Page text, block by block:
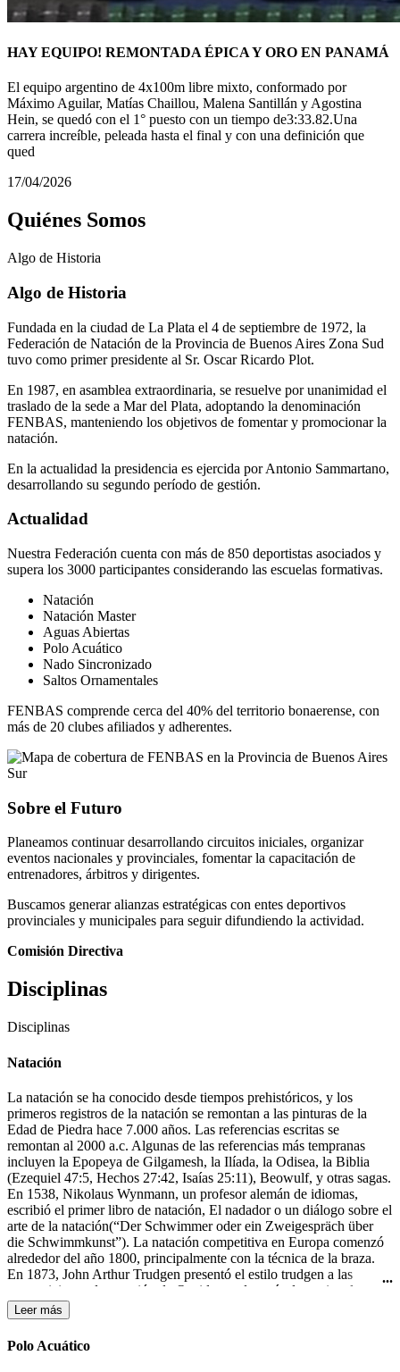
HAY EQUIPO! REMONTADA ÉPICA Y ORO EN PANAMÁ
El equipo argentino de 4x100m libre mixto, conformado por
Máximo Aguilar, Matías Chaillou, Malena Santillán y Agostina
Hein, se quedó con el 1° puesto con un tiempo de3:33.82.Una
carrera increíble, peleada hasta el final y con una definición que
qued
17/04/2026
Quiénes Somos
Algo de Historia
Algo de Historia
Fundada en la ciudad de La Plata el 4 de septiembre de 1972, la
Federación de Natación de la Provincia de Buenos Aires Zona Sud
tuvo como primer presidente al Sr. Oscar Ricardo Plot.
En 1987, en asamblea extraordinaria, se resuelve por unanimidad el
traslado de la sede a Mar del Plata, adoptando la denominación
FENBAS, manteniendo los objetivos de fomentar y promocionar la
natación.
En la actualidad la presidencia es ejercida por Antonio Sammartano,
desarrollando su segundo período de gestión.
Actualidad
Nuestra Federación cuenta con más de 850 deportistas asociados y
supera los 3000 participantes considerando las escuelas formativas.
Natación
Natación Master
Aguas Abiertas
Polo Acuático
Nado Sincronizado
Saltos Ornamentales
FENBAS comprende cerca del 40% del territorio bonaerense, con
más de 20 clubes afiliados y adherentes.
Sobre el Futuro
Planeamos continuar desarrollando circuitos iniciales, organizar
eventos nacionales y provinciales, fomentar la capacitación de
entrenadores, árbitros y dirigentes.
Buscamos generar alianzas estratégicas con entes deportivos
provinciales y municipales para seguir difundiendo la actividad.
Comisión Directiva
Disciplinas
Disciplinas
Natación
La natación se ha conocido desde tiempos prehistóricos, y los
primeros registros de la natación se remontan a las pinturas de la
Edad de Piedra hace 7.000 años. Las referencias escritas se
remontan al 2000 a.c. Algunas de las referencias más tempranas
incluyen la Epopeya de Gilgamesh, la Ilíada, la Odisea, la Biblia
(Ezequiel 47:5, Hechos 27:42, Isaías 25:11), Beowulf, y otras sagas.
En 1538, Nikolaus Wynmann, un profesor alemán de idiomas,
escribió el primer libro de natación, El nadador o un diálogo sobre el
arte de la natación(“Der Schwimmer oder ein Zweigespräch über
die Schwimmkunst”). La natación competitiva en Europa comenzó
alrededor del año 1800, principalmente con la técnica de la braza.
En 1873, John Arthur Trudgen presentó el estilo trudgen a las
competiciones de natación de Occidente, después de copiar el estilo
crol utilizado por los nativos americanos. Debido a la indiferencia
británica para las salpicaduras, Trudgen empleó una patada de tijera
en lugar de la patada de estilo crol. La natación formó parte de los
primeros Juegos Olímpicos modernos en 1896 en Atenas. En 1902
Leer más
Polo Acuático